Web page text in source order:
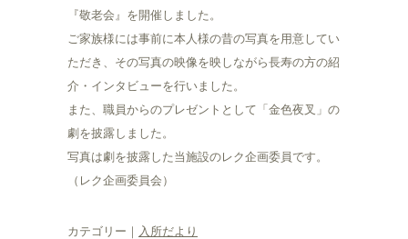
『敬老会』を開催しました。
ご家族様には事前に本人様の昔の写真を用意してい
ただき、その写真の映像を映しながら長寿の方の紹
介・インタビューを行いました。
また、職員からのプレゼントとして「金色夜叉」の
劇を披露しました。
写真は劇を披露した当施設のレク企画委員です。
（レク企画委員会）
カテゴリー｜ 入所だより